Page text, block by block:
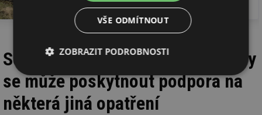
Přečíst článek
Současně s podporou novostavby
se může poskytnout podpora na
některá jiná opatření
VŠE ODMÍTNOUT
ZOBRAZIT PODROBNOSTI
Nezbytně
nutné
soubory
Výkonové
soubory
Soubory
cílení